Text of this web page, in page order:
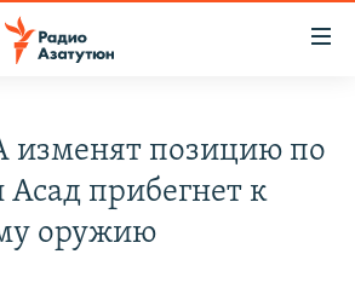
позицию по
прибегнет к
оружию